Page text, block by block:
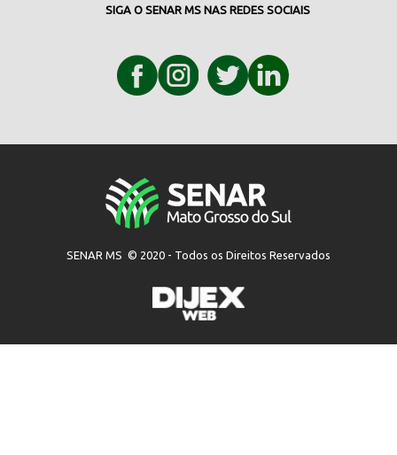
SIGA O SENAR MS NAS REDES SOCIAIS
SENAR MS © 2020 - Todos os Direitos Reservados